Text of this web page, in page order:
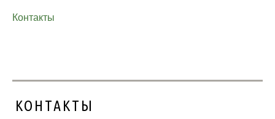
Контакты
КОНТАКТЫ